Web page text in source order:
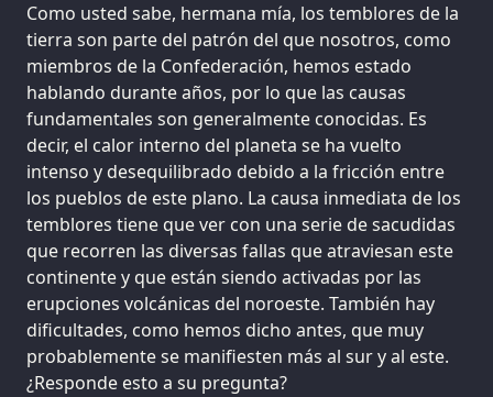
Como usted sabe, hermana mía, los temblores de la
tierra son parte del patrón del que nosotros, como
miembros de la Confederación, hemos estado
hablando durante años, por lo que las causas
fundamentales son generalmente conocidas. Es
decir, el calor interno del planeta se ha vuelto
intenso y desequilibrado debido a la fricción entre
los pueblos de este plano. La causa inmediata de los
temblores tiene que ver con una serie de sacudidas
que recorren las diversas fallas que atraviesan este
continente y que están siendo activadas por las
erupciones volcánicas del noroeste. También hay
dificultades, como hemos dicho antes, que muy
probablemente se manifiesten más al sur y al este.
¿Responde esto a su pregunta?